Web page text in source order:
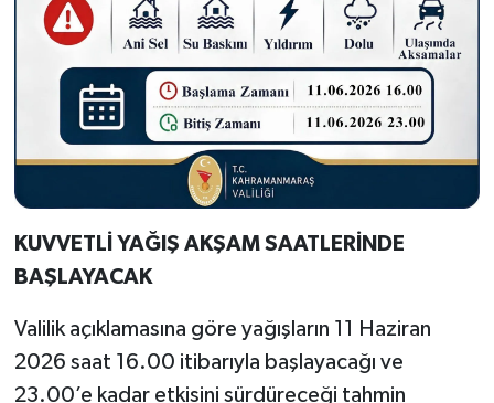
KUVVETLİ YAĞIŞ AKŞAM SAATLERİNDE
BAŞLAYACAK
Valilik açıklamasına göre yağışların 11 Haziran
2026 saat 16.00 itibarıyla başlayacağı ve
23.00’e kadar etkisini sürdüreceği tahmin